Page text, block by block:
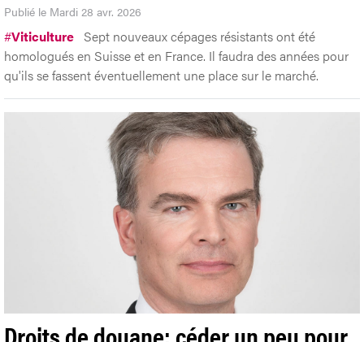
Publié le Mardi 28 avr. 2026
#Viticulture Sept nouveaux cépages résistants ont été
homologués en Suisse et en France. Il faudra des années pour
qu'ils se fassent éventuellement une place sur le marché.